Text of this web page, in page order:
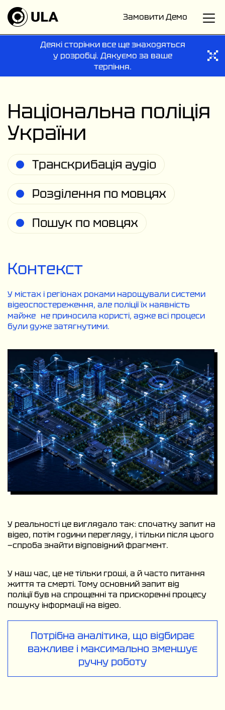
Замовити Демо
Деякі сторінки все ще знаходяться
у розробці. Дякуємо за ваше
терпіння.
Національна поліція
України
Транскрибація аудіо
Розділення по мовцях
Пошук по мовцях
Контекст
У містах і регіонах роками нарощували системи
відеоспостереження, але поліції їх наявність
майже не приносила користі, адже всі процеси
були дуже затягнутими.
У реальності це виглядало так: спочатку запит на
відео, потім години перегляду, і тільки після цього
—спроба знайти відповідний фрагмент.
У наш час, це не тільки гроші, а й часто питання
життя та смерті. Тому основний запит від
поліції був на спрощенні та прискоренні процесу
пошуку інформації на відео.
Потрібна аналітика, що відбирає
важливе і максимально зменшує
ручну роботу